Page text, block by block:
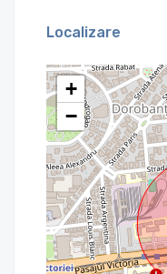
Localizare
+
−